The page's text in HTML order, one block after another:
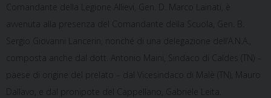
Comandante della Legione Allievi, Gen. D. Marco Lainati, è
avvenuta alla presenza del Comandante della Scuola, Gen. B.
Sergio Giovanni Lancerin, nonché di una delegazione dell’A.N.A.,
composta anche dal dott. Antonio Maini, Sindaco di Caldes (TN) –
paese di origine del prelato – dal Vicesindaco di Malè (TN), Mauro
Dallavo, e dal pronipote del Cappellano, Gabriele Leita.